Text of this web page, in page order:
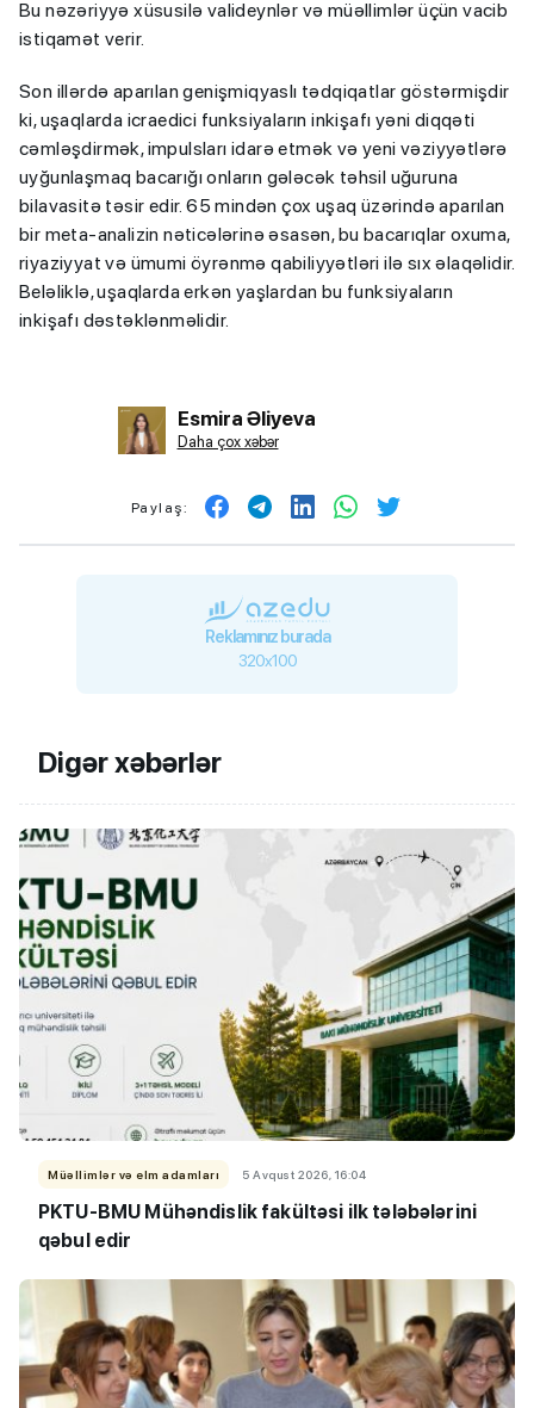
Bu nəzəriyyə xüsusilə valideynlər və müəllimlər üçün vacib
istiqamət verir.
Son illərdə aparılan genişmiqyaslı tədqiqatlar göstərmişdir
ki, uşaqlarda icraedici funksiyaların inkişafı yəni diqqəti
cəmləşdirmək, impulsları idarə etmək və yeni vəziyyətlərə
uyğunlaşmaq bacarığı onların gələcək təhsil uğuruna
bilavasitə təsir edir. 65 mindən çox uşaq üzərində aparılan
bir meta-analizin nəticələrinə əsasən, bu bacarıqlar oxuma,
riyaziyyat və ümumi öyrənmə qabiliyyətləri ilə sıx əlaqəlidir.
Beləliklə, uşaqlarda erkən yaşlardan bu funksiyaların
inkişafı dəstəklənməlidir.
Esmira Əliyeva
Daha çox xəbər
Paylaş:
Reklamınız burada
320x100
Digər xəbərlər
Müəllimlər və elm adamları 5 Avqust 2026, 16:04
PKTU-BMU Mühəndislik fakültəsi ilk tələbələrini
qəbul edir